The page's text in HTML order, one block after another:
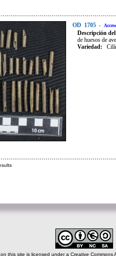
OD 1705 -
Descripción
de huesos de
Variedad:
this site is licensed under a Creative